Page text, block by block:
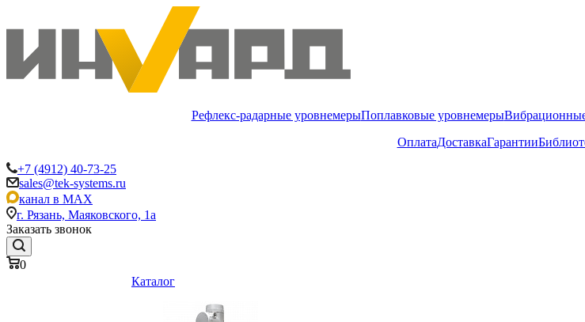
Рефлекс-радарные уровнемерыПоплавковые уровнемеры
ОплатаДоставкаГарантии
+7 (4912) 40-73-25
sales@tek-systems.ru
канал в MAX
г. Рязань, Маяковского, 1а
Заказать звонок
0
Каталог